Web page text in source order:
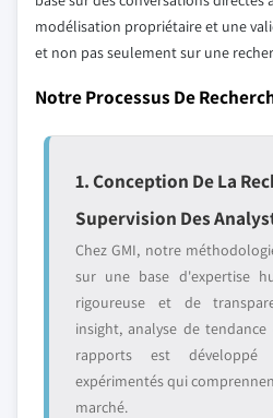
modélisation propriétaire et une
et non pas seulement sur une
Notre Processus De
1. Conception De La
Supervision Des
Chez GMI, notre
sur une base d'expertise
rigoureuse et de
insight, analyse de
rapports est
expérimentés qui
marché.